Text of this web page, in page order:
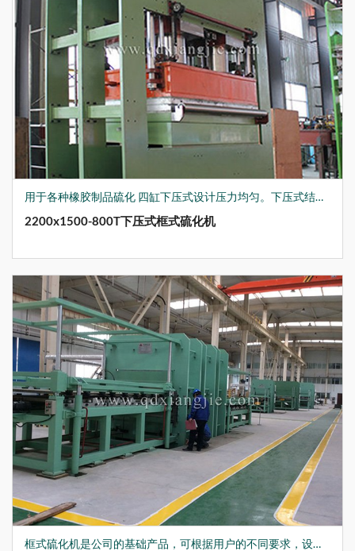
用于各种橡胶制品硫化 四缸下压式设计压力均匀。下压式结构，设备工作面低，工作面稳定适合连续硫化。 液压站上置，节约空间。
2200x1500-800T下压式框式硫化机
框式硫化机是公司的基础产品，可根据用户的不同要求，设计生产各种非标硫化机，结合现在先进的生产制造技术，在上升/下降速度、硫化时间、温度、保温装置及辅助工作台、推拉模等，均做到了优化设计，如：公司为国内军工企业生产的XLB-Q1500*2700*4/30MN多层硫化机，可用于生产航天隔热材料，产品获得了国家发明专利。